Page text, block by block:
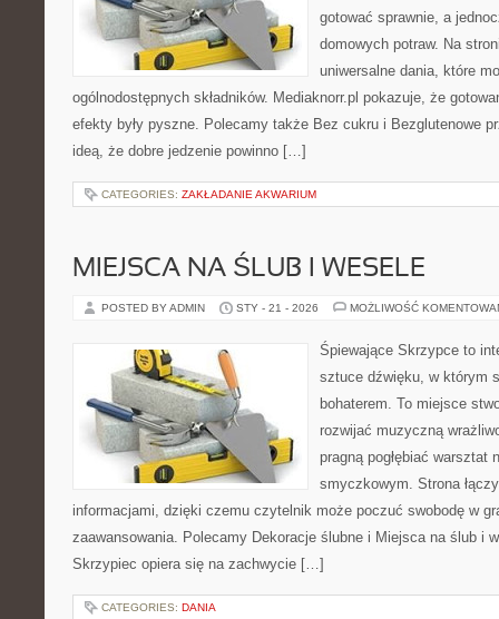
gotować sprawnie, a
domowych potraw. Na
uniwersalne dania, które
ogólnodostępnych składników. Mediaknorr.pl pokazuje, że
efekty były pyszne. Polecamy także Bez cukru i Bezglutenowe
ideą, że dobre jedzenie powinno […]
CATEGORIES: ZAKŁADANIE AKWARIUM
MIEJSCA NA ŚLUB I WESELE
POSTED BY ADMIN STY - 21 - 2026 MOŻLIWOŚĆ
Śpiewające Skrzypce to
sztuce dźwięku, w którym
bohaterem. To miejsce
rozwijać muzyczną
pragną pogłębiać warsztat
smyczkowym. Strona
informacjami, dzięki czemu czytelnik może poczuć swobodę w
zaawansowania. Polecamy Dekoracje ślubne i Miejsca na ślub i
Skrzypiec opiera się na zachwycie […]
CATEGORIES: DANIA